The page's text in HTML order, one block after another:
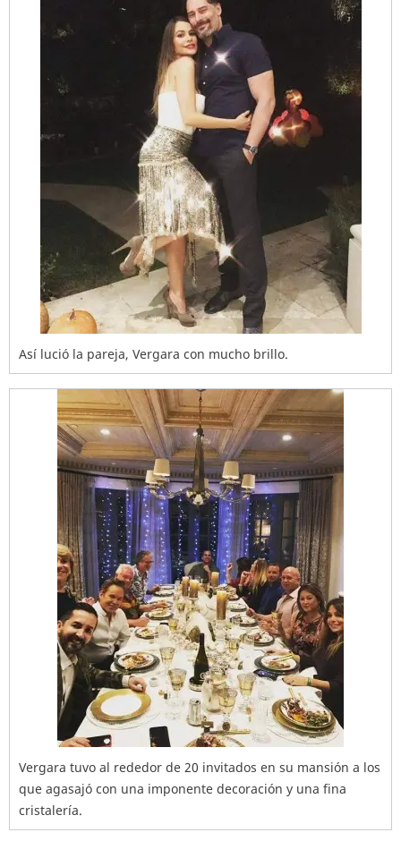
Así lució la pareja, Vergara con mucho brillo.
Vergara tuvo al rededor de 20 invitados en su mansión a los
que agasajó con una imponente decoración y una fina
cristalería.